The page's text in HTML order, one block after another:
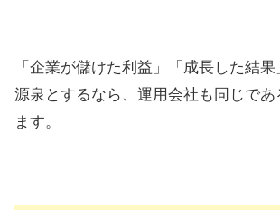
「企業が儲けた利益」「成長した結
源泉とするなら、運用会社も同じで
ます。